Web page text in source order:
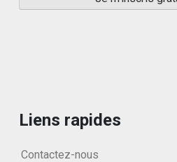
Liens rapides
Contactez-nous